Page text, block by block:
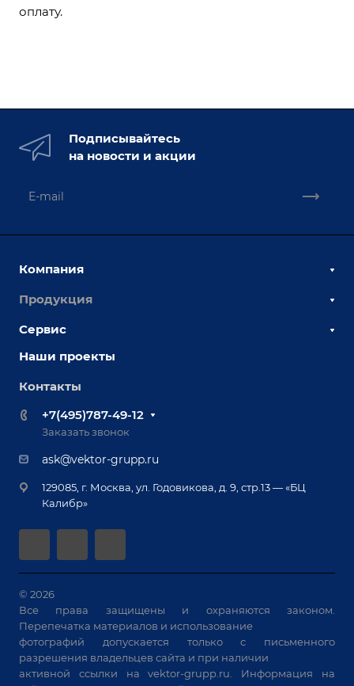
оплату.
Подписывайтесь
на новости и акции
Компания
О компании
Выставки и мероприятия
Вопрос ответ
Реквизиты
Документы
Продукция
Сборочно-сварочные столы
Оснастка для сварочных столов
Оборудование для приварки крепежа
Приварной крепеж
Специализированные решения для сварки
Позиционеры и вращатели
Машины контактной сварки
Универсальные зажимы
Системы аспирации
Станки лазерной резки
Решения для учебных заведений
Сервис
Сервисное обслуживание
Обучение
Лизинг
Гарантия
автоматизации
Наши проекты
Контакты
+7(495)787-49-12
Заказать звонок
ask@vektor-grupp.ru
129085, г. Москва, ул. Годовикова, д. 9, стр.13 — «БЦ
Калибр»
© 2026
Все права защищены и охраняются законом.
Перепечатка материалов и использование
фотографий допускается только с письменного
разрешения владельцев сайта и при наличии
активной ссылки наvektor-grupp.ru . Информация на